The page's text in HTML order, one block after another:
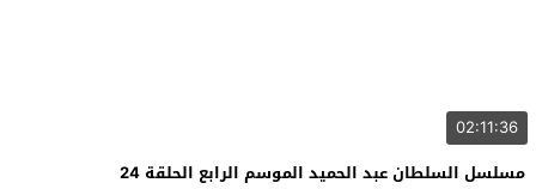
02:11:36
مسلسل السلطان عبد الحميد الموسم الرابع الحلقة 24